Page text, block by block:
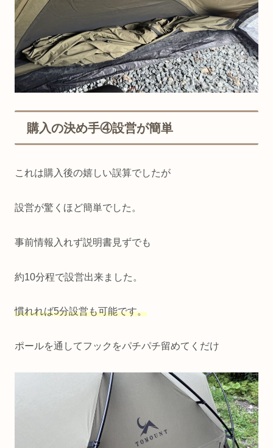
購入の決め手④設営が簡単
これは購入後の嬉しい誤算でしたが
設営が驚くほど簡単でした。
事前情報入れず説明書見ずでも
約10分程で設営出来ました。
慣れれば5分設営も可能です。
ポールを通してフックをパチパチ留めてくだけ